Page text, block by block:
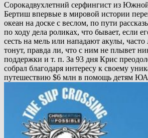
Сорокадвухлетний серфингист из
Бертиш впервые в мировой истории
океан на доске с веслом, по пути
по ходу дела роликах, что бывает, если
сесть на мель или нападают акулы, часто
тонут, правда ли, что с ним не плывет
поддержки и т. п. За 93 дня Крис
собрал благодаря интересу к своему
путешествию $6 млн в помощь детям